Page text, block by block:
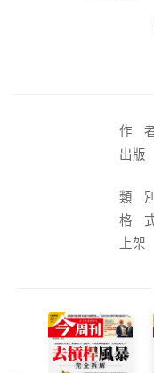
作
出版
類
格
上架